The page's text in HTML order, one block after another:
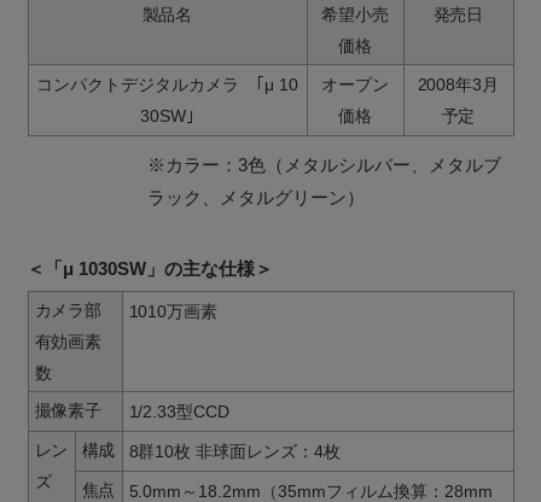
製品名
希望小売
価格
発売日
コンパクトデジタルカメラ ｢μ 10
30SW｣
オープン
価格
2008年3月
予定
※カラー：3色（メタルシルバー、メタルブ
ラック、メタルグリーン）
＜「μ 1030SW」の主な仕様＞
カメラ部
有効画素
数
1010万画素
撮像素子
1/2.33型CCD
レン
ズ
構成
8群10枚 非球面レンズ：4枚
焦点
5.0mm～18.2mm（35mmフィルム換算：28mm